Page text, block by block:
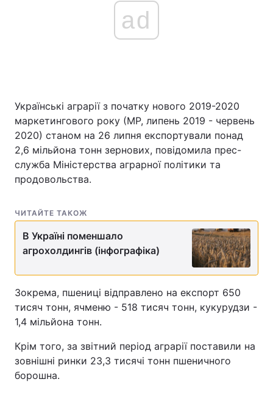
ad
Українські аграрії з початку нового 2019-2020
маркетингового року (МР, липень 2019 - червень
2020) станом на 26 липня експортували понад
2,6 мільйона тонн зернових, повідомила прес-
служба Міністерства аграрної політики та
продовольства.
ЧИТАЙТЕ ТАКОЖ
В Україні поменшало
агрохолдингів (інфографіка)
Зокрема, пшениці відправлено на експорт 650
тисяч тонн, ячменю - 518 тисяч тонн, кукурудзи -
1,4 мільйона тонн.
Крім того, за звітний період аграрії поставили на
зовнішні ринки 23,3 тисячі тонн пшеничного
борошна.